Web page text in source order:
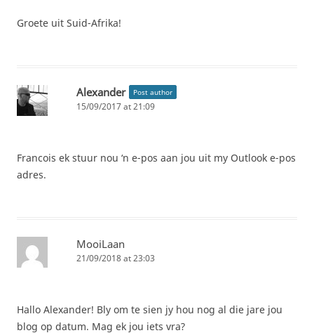
Groete uit Suid-Afrika!
Alexander Post author
15/09/2017 at 21:09
Francois ek stuur nou ‘n e-pos aan jou uit my Outlook e-pos
adres.
MooiLaan
21/09/2018 at 23:03
Hallo Alexander! Bly om te sien jy hou nog al die jare jou
blog op datum. Mag ek jou iets vra?